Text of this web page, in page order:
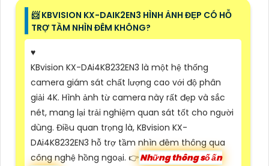
📨 KBVISION KX-DAIK2EN3 HÌNH ẢNH ĐẸP CÓ HỖ
TRỢ TẦM NHÌN ĐÊM KHÔNG?
♥️
KBvision KX-DAi4K8232EN3 là một hệ thống
camera giám sát chất lượng cao với độ phân
giải 4K. Hình ảnh từ camera này rất đẹp và sắc
nét, mang lại trải nghiệm quan sát tốt cho người
dùng. Điều quan trọng là, KBvision KX-
DAi4K8232EN3 hỗ trợ tầm nhìn đêm thông qua
công nghệ hồng ngoại. 👉Những thông số ấn